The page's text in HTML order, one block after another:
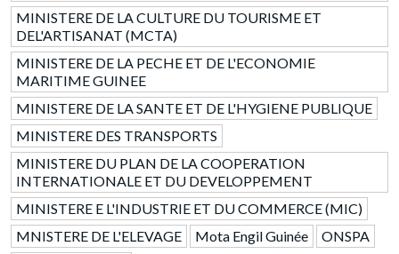
MINISTERE DE LA CULTURE DU TOURISME ET
DEL'ARTISANAT (MCTA)
MINISTERE DE LA PECHE ET DE L'ECONOMIE
MARITIME GUINEE
MINISTERE DE LA SANTE ET DE L'HYGIENE PUBLIQUE
MINISTERE DES TRANSPORTS
MINISTERE DU PLAN DE LA COOPERATION
INTERNATIONALE ET DU DEVELOPPEMENT
MINISTERE E L'INDUSTRIE ET DU COMMERCE (MIC)
MNISTERE DE L'ELEVAGE
Mota Engil Guinée
ONSPA